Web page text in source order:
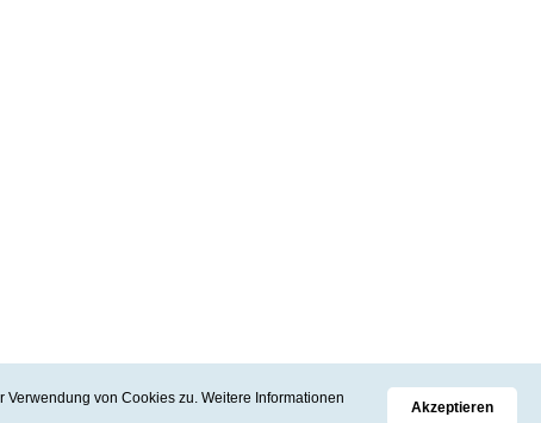
Akzeptieren
von Cookies zu. Weitere Informationen